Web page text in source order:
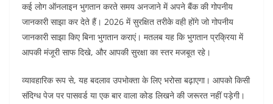
कई लोग ऑनलाइन भुगतान करते समय अनजाने में अपने बैंक की गोपनीय
जानकारी साझा कर देते हैं। 2026 में सुरक्षित तरीके वही होंगे जो गोपनीय
जानकारी साझा किए बिना भुगतान कराएं। मतलब यह कि भुगतान प्रक्रिया में
आपकी मंजूरी साफ दिखे, और आपकी सुरक्षा का स्तर मजबूत रहे।
व्यावहारिक रूप से, यह बदलाव उपभोक्ता के लिए भरोसा बढ़ाएगा। आपको किसी
संदिग्ध पेज पर पासवर्ड या एक बार वाला कोड लिखने की जरूरत नहीं पड़ेगी।